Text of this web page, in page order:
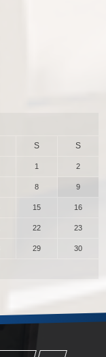
S S
1 2
8 9
15 16
22 23
29 30